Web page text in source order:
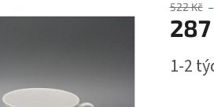
522 Kč
cena:
1-2